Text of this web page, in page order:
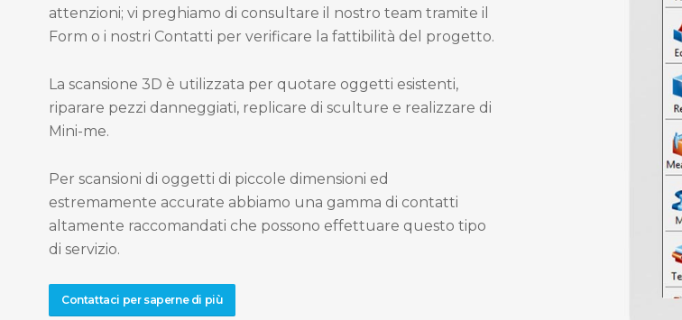
attenzioni; vi preghiamo di consultare il nostro team tramite il
Form o i nostri Contatti per verificare la fattibilità del progetto.
La scansione 3D è utilizzata per quotare oggetti esistenti,
riparare pezzi danneggiati, replicare di sculture e realizzare di
Mini-me.
Per scansioni di oggetti di piccole dimensioni ed
estremamente accurate abbiamo una gamma di contatti
altamente raccomandati che possono effettuare questo tipo
di servizio.
Contattaci per saperne di più